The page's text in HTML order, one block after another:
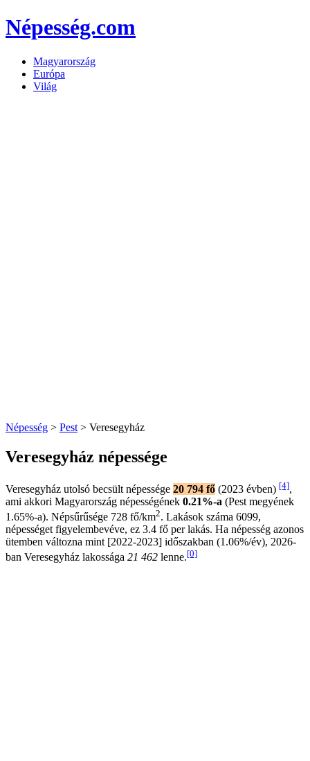
Népesség.com
Magyarország
Európa
Világ
Népesség > Pest > Veresegyház
Veresegyház népessége
Veresegyház utolsó becsült népessége 20 794 fő (2023 évben) [4],
ami akkori Magyarország népességének 0.21%-a (Pest megyének
1.65%-a). Népsűrűsége 728 fő/km2. Lakások száma 6099,
népességet figyelembevéve, ez 3.4 fő per lakás. Ha népesség azonos
ütemben változna mint [2022-2023] időszakban (1.06%/év), 2026-
ban Veresegyház lakossága 21 462 lenne.[0]